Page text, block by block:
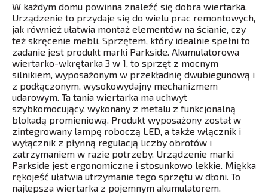
W każdym domu powinna znaleźć się dobra wiertarka.
Urządzenie to przydaje się do wielu prac remontowych,
jak również ułatwia montaż elementów na ścianie, czy
też skręcenie mebli. Sprzętem, który idealnie spełni to
zadanie jest produkt marki Parkside. Akumulatorowa
wiertarko-wkrętarka 3 w 1, to sprzęt z mocnym
silnikiem, wyposażonym w przekładnię dwubiegunową i
z podłączonym, wysokowydajny mechanizmem
udarowym. Ta tania wiertarka ma uchwyt
szybkomocujący, wykonany z metalu z funkcjonalną
blokadą promieniową. Produkt wyposażony został w
zintegrowany lampę roboczą LED, a także włącznik i
wyłącznik z płynną regulacją liczby obrotów i
zatrzymaniem w razie potrzeby. Urządzenie marki
Parkside jest ergonomiczne i stosunkowo lekkie. Miękka
rękojeść ułatwia utrzymanie tego sprzętu w dłoni. To
najlepsza wiertarka z pojemnym akumulatorem.